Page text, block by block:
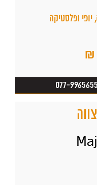
ופלסטיקה
₪
077-9965655